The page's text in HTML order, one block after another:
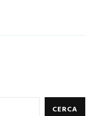
CERCA